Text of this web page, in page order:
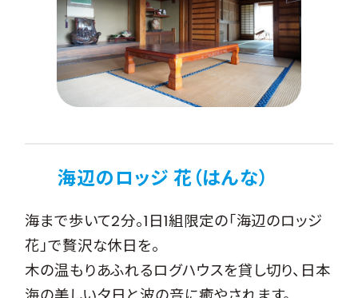
海辺のロッジ 花（はんな）
海まで歩いて2分。1日1組限定の「海辺のロッジ
花」で贅沢な休日を。
木の温もりあふれるログハウスを貸し切り、日本